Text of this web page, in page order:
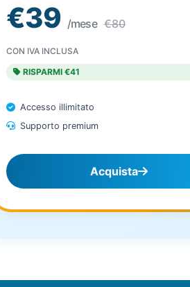
€39 /mese €80
CON IVA INCLUSA
RISPARMI €41
Accesso illimitato
Supporto premium
Acquista